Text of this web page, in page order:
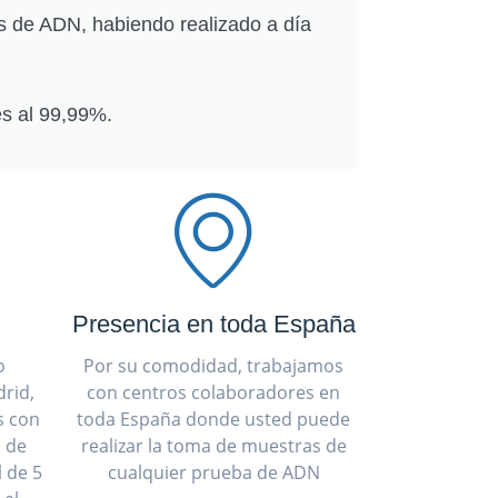
de ADN, habiendo realizado a día
al 99,99%.
con
de
de 5
Presencia en toda España
Por su comodidad, trabajamos
con centros colaboradores en
toda España donde usted puede
realizar la toma de muestras de
cualquier prueba de ADN